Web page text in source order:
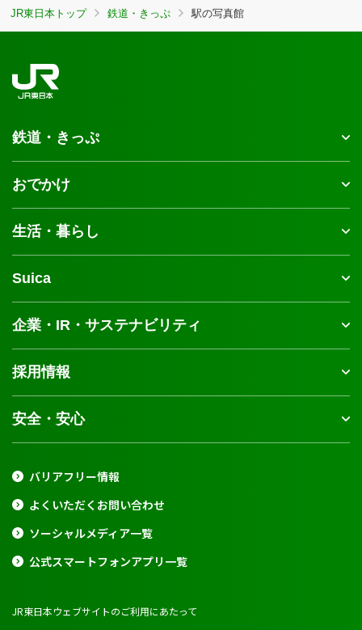
JR東日本トップ 鉄道・きっぷ 駅の写真館
鉄道・きっぷ
おでかけ
生活・暮らし
Suica
企業・IR・サステナビリティ
採用情報
安全・安心
バリアフリー情報
よくいただくお問い合わせ
ソーシャルメディア一覧
公式スマートフォンアプリ一覧
JR東日本ウェブサイトのご利用にあたって